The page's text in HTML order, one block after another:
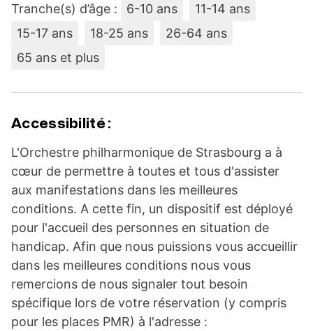
Tranche(s) d’âge : 6-10 ans
11-14 ans
15-17 ans
18-25 ans
26-64 ans
65 ans et plus
Accessibilité :
L'Orchestre philharmonique de Strasbourg a à
cœur de permettre à toutes et tous d'assister
aux manifestations dans les meilleures
conditions. A cette fin, un dispositif est déployé
pour l'accueil des personnes en situation de
handicap. Afin que nous puissions vous accueillir
dans les meilleures conditions nous vous
remercions de nous signaler tout besoin
spécifique lors de votre réservation (y compris
pour les places PMR) à l'adresse :